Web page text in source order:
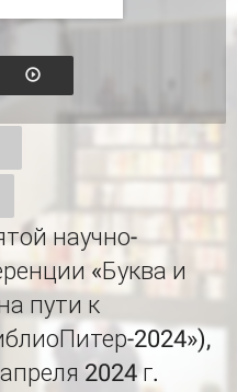
научно-
«Буква и
пути к
2024»),
2024 г.